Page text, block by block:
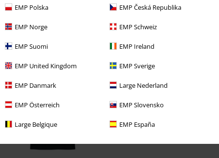
EMP Polska EMP Česká Republika
EMP Norge EMP Schweiz
EMP Suomi EMP Ireland
EMP United Kingdom EMP Sverige
EMP Danmark Large Nederland
EMP Österreich EMP Slovensko
Large Belgique EMP España
Naposledy navštívené